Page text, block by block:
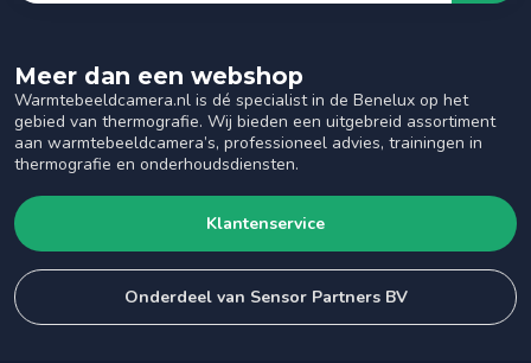
Meer dan een webshop
Warmtebeeldcamera.nl is dé specialist in de Benelux op het
gebied van thermografie. Wij bieden een uitgebreid assortiment
aan warmtebeeldcamera’s, professioneel advies, trainingen in
thermografie en onderhoudsdiensten.
Klantenservice
Onderdeel van Sensor Partners BV